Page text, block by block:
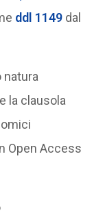
ddl 1149dal
natura
la clausola
Open Access